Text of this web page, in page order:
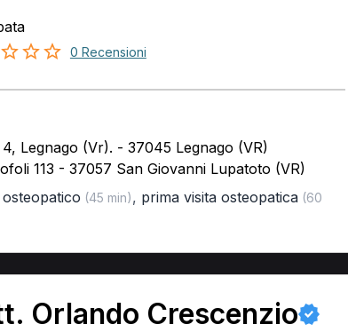
0 Recensioni
Legnago (Vr). - 37045 Legnago (VR)
113 - 37057 San Giovanni Lupatoto (VR)
(45 min), prima visita osteopatica(60
Orlando Crescenzio